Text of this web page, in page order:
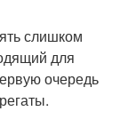
слишком
для
очередь